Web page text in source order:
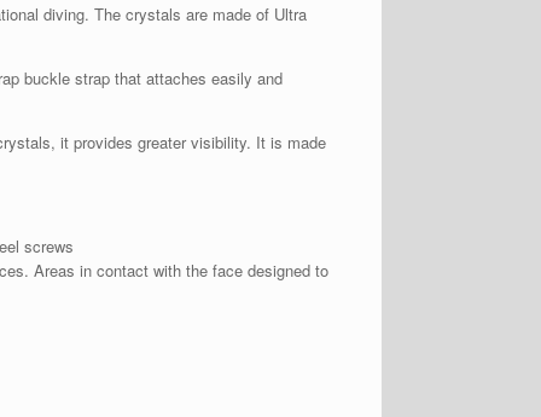
diving. The crystals are made of Ultra
buckle strap that attaches easily and
it provides greater visibility. It is made
screws
Areas in contact with the face designed to